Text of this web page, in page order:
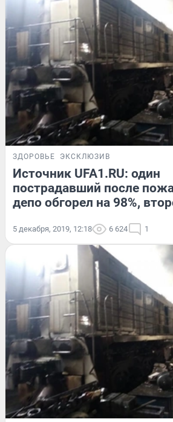
ЗДОРОВЬЕ ЭКСКЛЮЗИВ
Источник UFA1.RU: один
пострадавший после
депо обгорел на 98%,
5 декабря, 2019, 12:18 6 624 1